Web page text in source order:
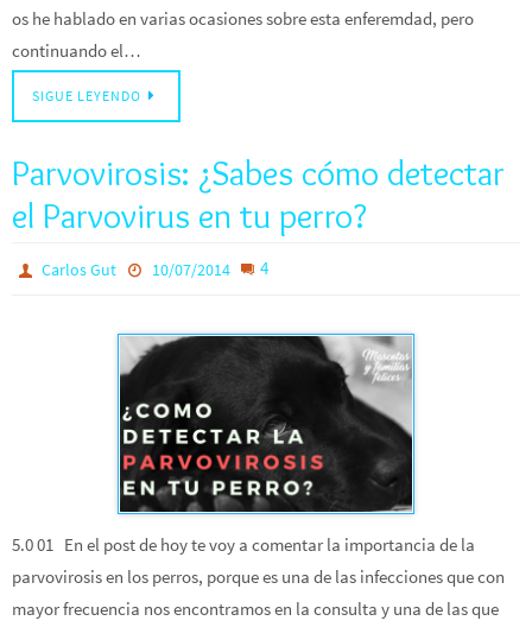
os he hablado en varias ocasiones sobre esta enferemdad, pero
continuando el…
SIGUE LEYENDO
Parvovirosis: ¿Sabes cómo detectar
el Parvovirus en tu perro?
Carlos Gut 10/07/2014 4
5.0 01 En el post de hoy te voy a comentar la importancia de la
parvovirosis en los perros, porque es una de las infecciones que con
mayor frecuencia nos encontramos en la consulta y una de las que